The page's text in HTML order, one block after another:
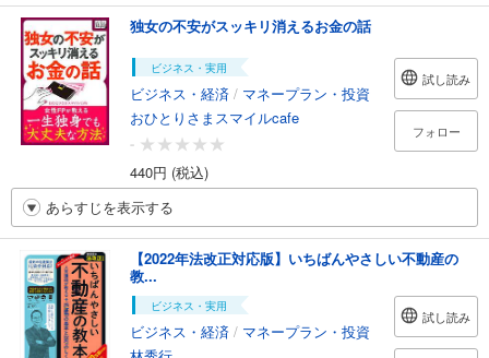
独女の不安がスッキリ消えるお金の話
ビジネス・実用
ビジネス・経済 / マネープラン・投資
おひとりさまスマイルcafe
-
440円 (税込)
試し読み
フォロー
あらすじを表示する
【2022年法改正対応版】いちばんやさしい不動産の
教...
ビジネス・実用
ビジネス・経済 / マネープラン・投資
試し読み